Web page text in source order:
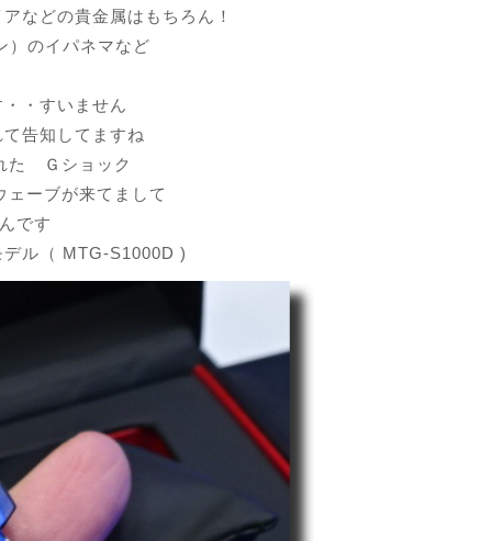
などの貴金属はもちろん！
）のイパネマなど
・すいません
告知してますね
た Ｇショック
ーブが来てまして
です
ル（ MTG-S1000D )